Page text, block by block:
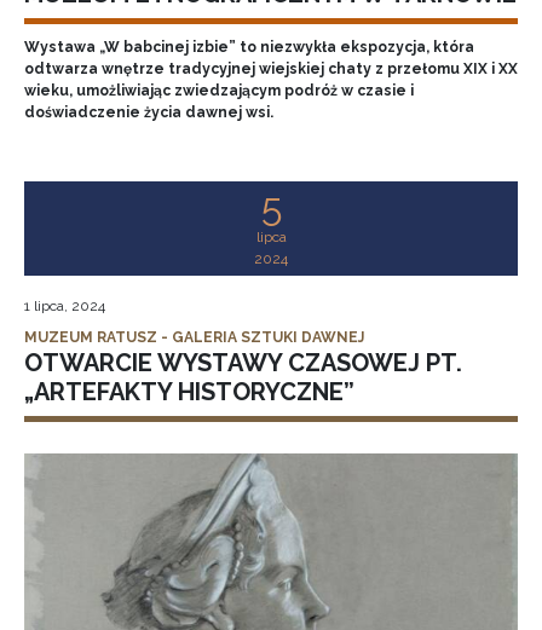
Wystawa „W babcinej izbie” to niezwykła ekspozycja, która
odtwarza wnętrze tradycyjnej wiejskiej chaty z przełomu XIX i XX
wieku, umożliwiając zwiedzającym podróż w czasie i
doświadczenie życia dawnej wsi.
5
lipca
2024
1 lipca, 2024
MUZEUM RATUSZ - GALERIA SZTUKI DAWNEJ
OTWARCIE WYSTAWY CZASOWEJ PT.
„ARTEFAKTY HISTORYCZNE”